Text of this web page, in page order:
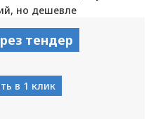
но дешевле
тендер
в 1 клик